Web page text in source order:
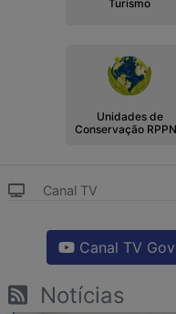
Turismo
Unidades de
Conservação
Canal TV
Canal TV
Notícias